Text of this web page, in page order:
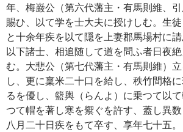
年、梅巌公（第六代藩主・有馬則維、
賜ひ、以て学を士大夫に授けしむ。生
と十余年疾を以て隠を上妻郡馬場村に
以下諸士、相追随して道を問ふ者日夜
む。大悲公（第七代藩主・有馬則維）
し、更に稟米二十口を給し、秩竹間格
るを優し、籃輿（らんよ）に乗つて以
つて帽を著し寒を禦ぐを許す、蓋し異
八月二十日疾をもて卒す、享年七十五。